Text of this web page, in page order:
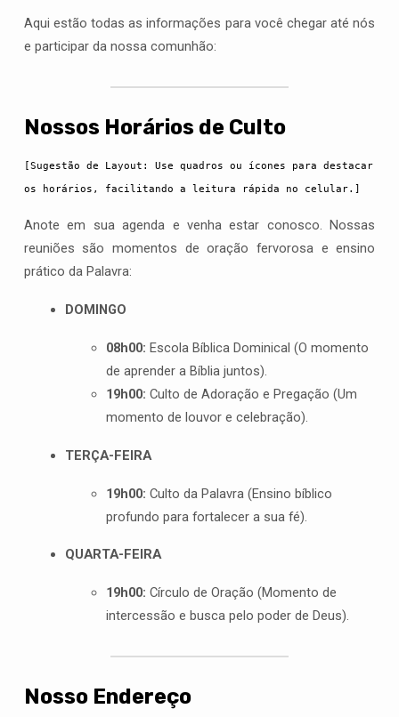
Aqui estão todas as informações para você chegar até nós
e participar da nossa comunhão:
Nossos Horários de Culto
[Sugestão de Layout: Use quadros ou ícones para destacar
os horários, facilitando a leitura rápida no celular.]
Anote em sua agenda e venha estar conosco. Nossas
reuniões são momentos de oração fervorosa e ensino
prático da Palavra:
DOMINGO
08h00: Escola Bíblica Dominical (O momento
de aprender a Bíblia juntos).
19h00: Culto de Adoração e Pregação (Um
momento de louvor e celebração).
TERÇA-FEIRA
19h00: Culto da Palavra (Ensino bíblico
profundo para fortalecer a sua fé).
QUARTA-FEIRA
19h00: Círculo de Oração (Momento de
intercessão e busca pelo poder de Deus).
Nosso Endereço